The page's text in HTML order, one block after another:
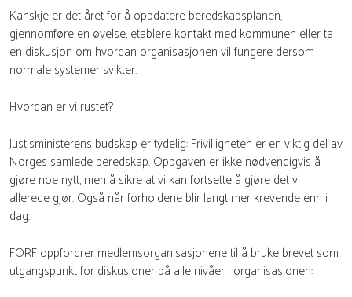
Kanskje er det året for å oppdatere beredskapsplanen,
gjennomføre en øvelse, etablere kontakt med kommunen eller ta
en diskusjon om hvordan organisasjonen vil fungere dersom
normale systemer svikter.
Hvordan er vi rustet?
Justisministerens budskap er tydelig: Frivilligheten er en viktig del av
Norges samlede beredskap. Oppgaven er ikke nødvendigvis å
gjøre noe nytt, men å sikre at vi kan fortsette å gjøre det vi
allerede gjør. Også når forholdene blir langt mer krevende enn i
dag.
FORF oppfordrer medlemsorganisasjonene til å bruke brevet som
utgangspunkt for diskusjoner på alle nivåer i organisasjonen: